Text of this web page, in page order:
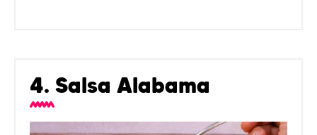
4. Salsa Alabama